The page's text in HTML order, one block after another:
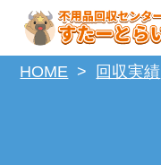
HOME 回収実績